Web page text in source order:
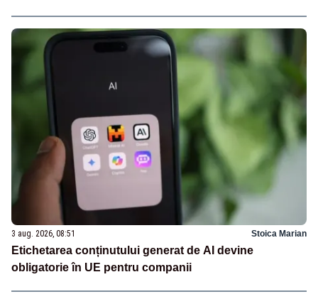
3 aug. 2026, 08:51 Stoica Marian
Etichetarea conținutului generat de AI devine
obligatorie în UE pentru companii